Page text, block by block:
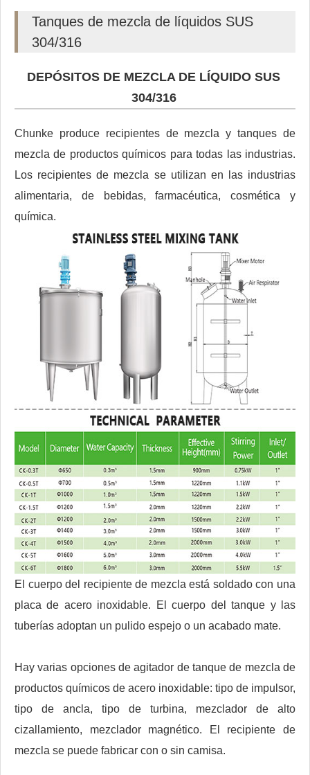
Tanques de mezcla de líquidos SUS
304/316
DEPÓSITOS DE MEZCLA DE LÍQUIDO SUS
304/316
Chunke produce recipientes de mezcla y tanques de
mezcla de productos químicos para todas las industrias.
Los recipientes de mezcla se utilizan en las industrias
alimentaria, de bebidas, farmacéutica, cosmética y
química.
El cuerpo del recipiente de mezcla está soldado con una
placa de acero inoxidable. El cuerpo del tanque y las
tuberías adoptan un pulido espejo o un acabado mate.
Hay varias opciones de agitador de tanque de mezcla de
productos químicos de acero inoxidable: tipo de impulsor,
tipo de ancla, tipo de turbina, mezclador de alto
cizallamiento, mezclador magnético. El recipiente de
mezcla se puede fabricar con o sin camisa.